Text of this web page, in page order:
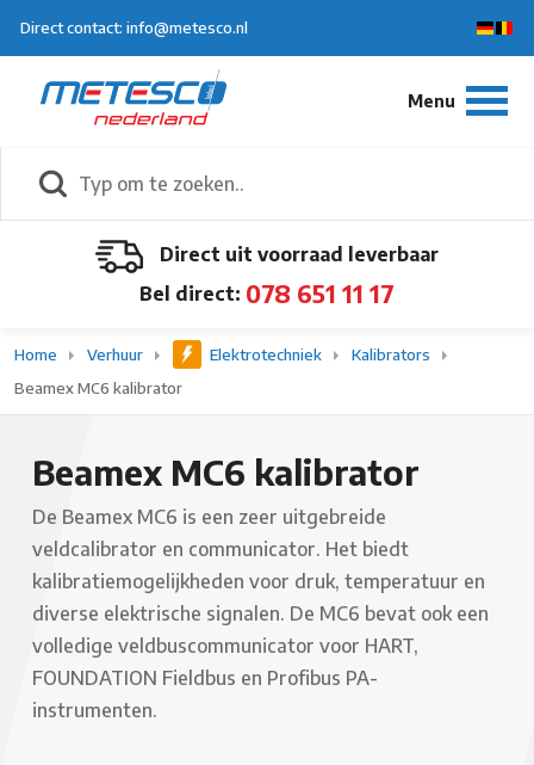
Direct contact: info@metesco.nl
Direct uit voorraad leverbaar
Bel direct: 078 651 11 17
Home Verhuur Elektrotechniek
Kalibrators
Beamex MC6 kalibrator
Beamex MC6 kalibrator
De Beamex MC6 is een zeer uitgebreide
veldcalibrator en communicator. Het biedt
kalibratiemogelijkheden voor druk, temperatuur en
diverse elektrische signalen. De MC6 bevat ook een
volledige veldbuscommunicator voor HART,
FOUNDATION Fieldbus en Profibus PA-
instrumenten.